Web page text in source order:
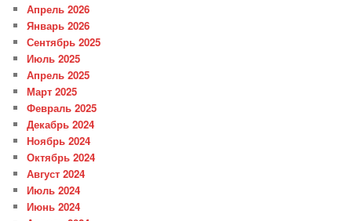
Апрель 2026
Январь 2026
Сентябрь 2025
Июль 2025
Апрель 2025
Март 2025
Февраль 2025
Декабрь 2024
Ноябрь 2024
Октябрь 2024
Август 2024
Июль 2024
Июнь 2024